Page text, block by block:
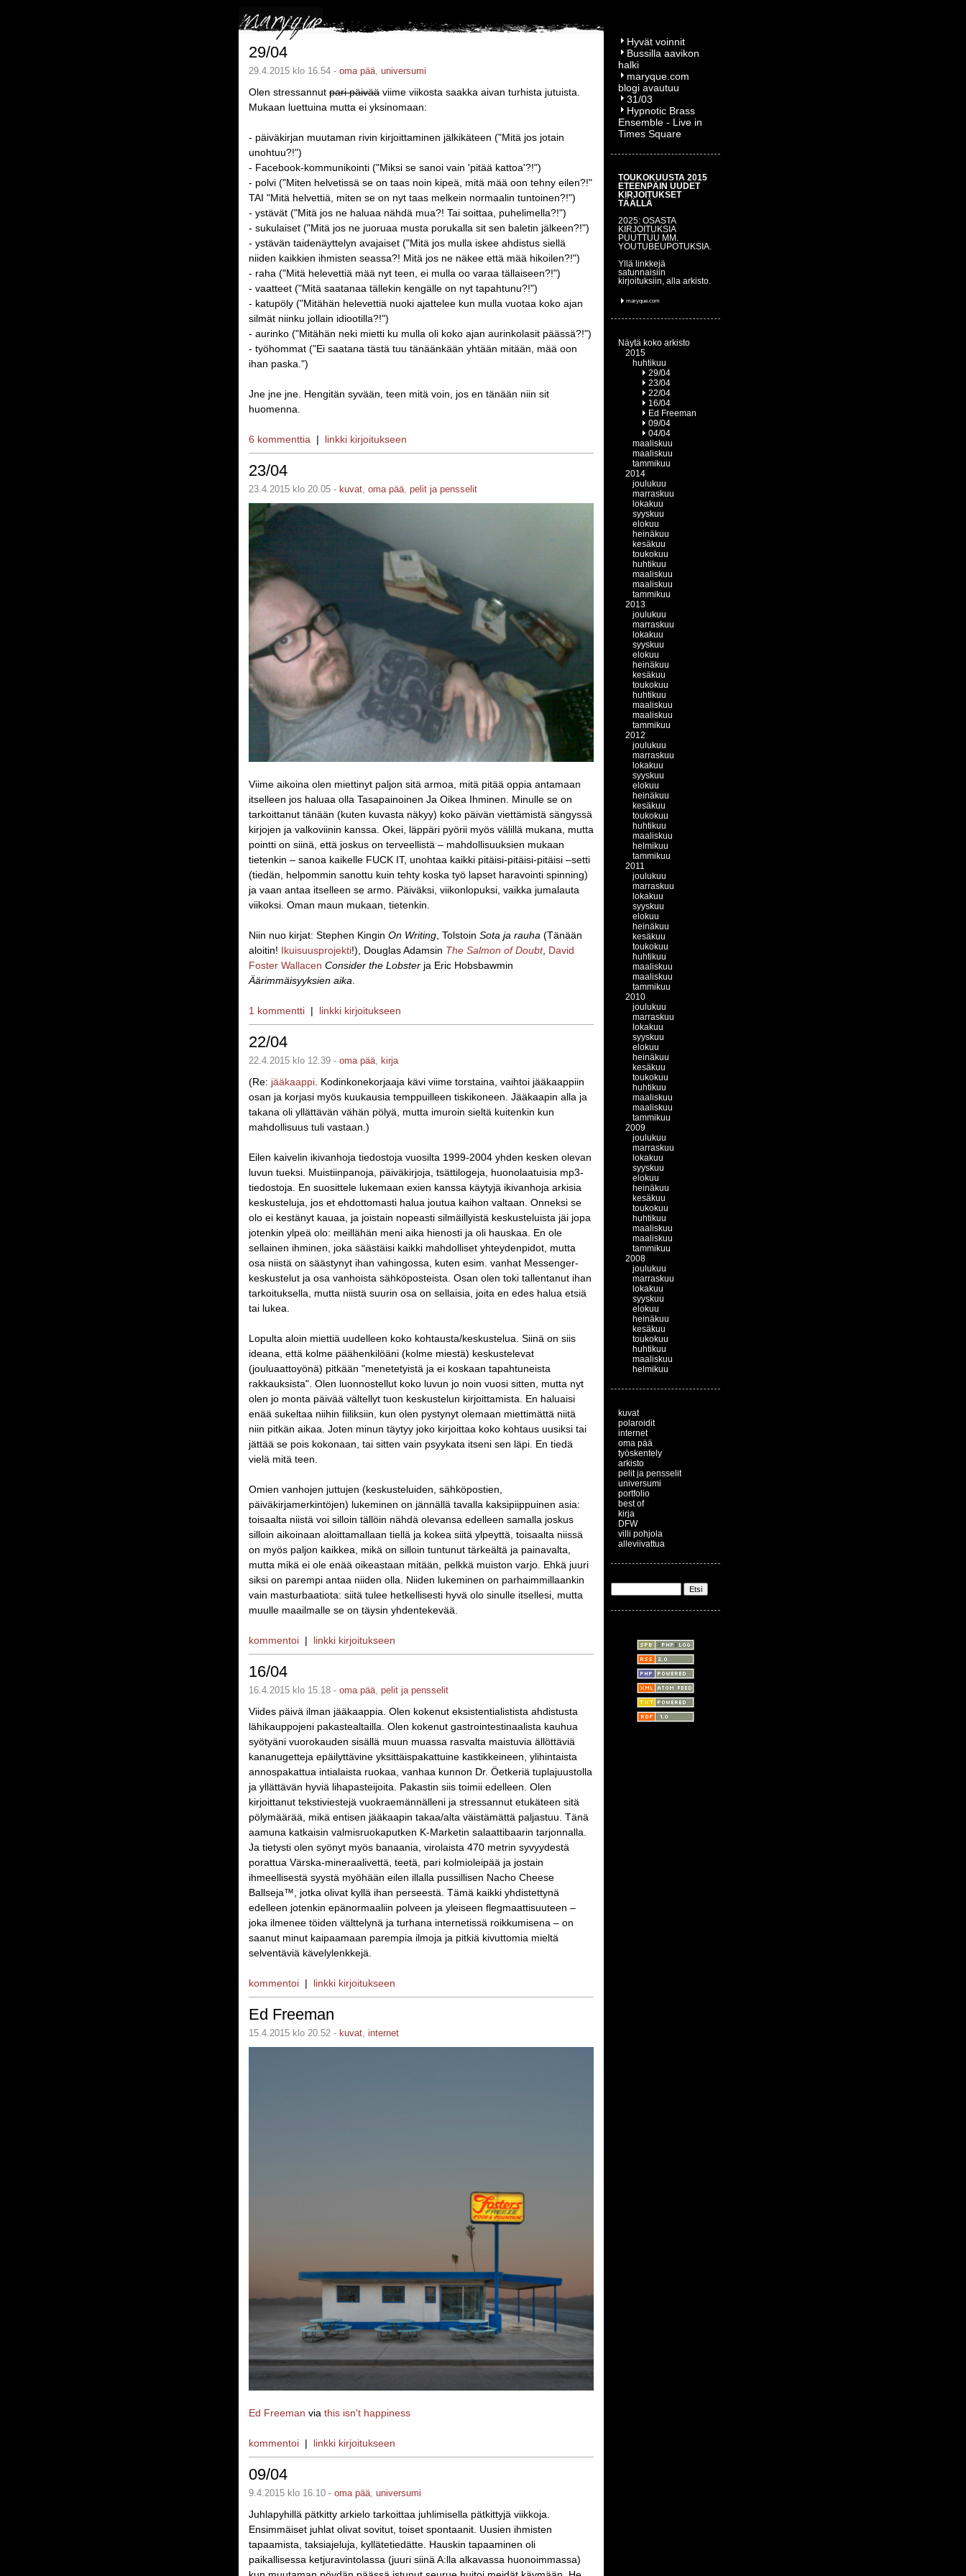
29/04
29.4.2015 klo 16.54 - oma pää, universumi
Olen stressannut pari päivää viime viikosta saakka aivan turhista jutuista.
Mukaan luettuina mutta ei yksinomaan:
- päiväkirjan muutaman rivin kirjoittaminen jälkikäteen ("Mitä jos jotain
unohtuu?!")
- Facebook-kommunikointi ("Miksi se sanoi vain 'pitää kattoa'?!")
- polvi ("Miten helvetissä se on taas noin kipeä, mitä mää oon tehny eilen?!"
TAI "Mitä helvettiä, miten se on nyt taas melkein normaalin tuntoinen?!")
- ystävät ("Mitä jos ne haluaa nähdä mua?! Tai soittaa, puhelimella?!")
- sukulaiset ("Mitä jos ne juoruaa musta porukalla sit sen baletin jälkeen?!")
- ystävän taidenäyttelyn avajaiset ("Mitä jos mulla iskee ahdistus siellä
niiden kaikkien ihmisten seassa?! Mitä jos ne näkee että mää hikoilen?!")
- raha ("Mitä helevettiä mää nyt teen, ei mulla oo varaa tällaiseen?!")
- vaatteet ("Mitä saatanaa tällekin kengälle on nyt tapahtunu?!")
- katupöly ("Mitähän helevettiä nuoki ajattelee kun mulla vuotaa koko ajan
silmät niinku jollain idiootilla?!")
- aurinko ("Mitähän neki mietti ku mulla oli koko ajan aurinkolasit päässä?!")
- työhommat ("Ei saatana tästä tuu tänäänkään yhtään mitään, mää oon
ihan paska.")
Jne jne jne. Hengitän syvään, teen mitä voin, jos en tänään niin sit
huomenna.
6 kommenttia | linkki kirjoitukseen
23/04
23.4.2015 klo 20.05 - kuvat, oma pää, pelit ja pensselit
Viime aikoina olen miettinyt paljon sitä armoa, mitä pitää oppia antamaan
itselleen jos haluaa olla Tasapainoinen Ja Oikea Ihminen. Minulle se on
tarkoittanut tänään (kuten kuvasta näkyy) koko päivän viettämistä sängyssä
kirjojen ja valkoviinin kanssa. Okei, läppäri pyörii myös välillä mukana, mutta
pointti on siinä, että joskus on terveellistä – mahdollisuuksien mukaan
tietenkin – sanoa kaikelle FUCK IT, unohtaa kaikki pitäisi-pitäisi-pitäisi –setti
(tiedän, helpommin sanottu kuin tehty koska työ lapset haravointi spinning)
ja vaan antaa itselleen se armo. Päiväksi, viikonlopuksi, vaikka jumalauta
viikoksi. Oman maun mukaan, tietenkin.
Niin nuo kirjat: Stephen Kingin On Writing , Tolstoin Sota ja rauha (Tänään
aloitin! Ikuisuusprojekti!), Douglas Adamsin The Salmon of Doubt, David
Foster Wallacen Consider the Lobster ja Eric Hobsbawmin
Äärimmäisyyksien aika
1 kommentti | linkki kirjoitukseen
22/04
22.4.2015 klo 12.39 - oma pää, kirja
(Re: jääkaappi . Kodinkonekorjaaja kävi viime torstaina, vaihtoi jääkaappiin
osan ja korjasi myös kuukausia temppuilleen tiskikoneen. Jääkaapin alla ja
takana oli yllättävän vähän pölyä, mutta imuroin sieltä kuitenkin kun
mahdollisuus tuli vastaan.)
Eilen kaivelin ikivanhoja tiedostoja vuosilta 1999-2004 yhden kesken olevan
luvun tueksi. Muistiinpanoja, päiväkirjoja, tsättilogeja, huonolaatuisia mp3-
tiedostoja. En suosittele lukemaan exien kanssa käytyjä ikivanhoja arkisia
keskusteluja, jos et ehdottomasti halua joutua kaihon valtaan. Onneksi se
olo ei kestänyt kauaa, ja joistain nopeasti silmäillyistä keskusteluista jäi jopa
jotenkin ylpeä olo: meillähän meni aika hienosti ja oli hauskaa. En ole
sellainen ihminen, joka säästäisi kaikki mahdolliset yhteydenpidot, mutta
osa niistä on säästynyt ihan vahingossa, kuten esim. vanhat Messenger-
keskustelut ja osa vanhoista sähköposteista. Osan olen toki tallentanut ihan
tarkoituksella, mutta niistä suurin osa on sellaisia, joita en edes halua etsiä
tai lukea.
Lopulta aloin miettiä uudelleen koko kohtausta/keskustelua. Siinä on siis
ideana, että kolme päähenkilöäni (kolme miestä) keskustelevat
(jouluaattoyönä) pitkään "menetetyistä ja ei koskaan tapahtuneista
rakkauksista". Olen luonnostellut koko luvun jo noin vuosi sitten, mutta nyt
olen jo monta päivää vältellyt tuon keskustelun kirjoittamista. En haluaisi
enää sukeltaa niihin fiiliksiin, kun olen pystynyt olemaan miettimättä niitä
niin pitkän aikaa. Joten minun täytyy joko kirjoittaa koko kohtaus uusiksi tai
jättää se pois kokonaan, tai sitten vain psyykata itseni sen läpi. En tiedä
vielä mitä teen.
Omien vanhojen juttujen (keskusteluiden, sähköpostien,
päiväkirjamerkintöjen) lukeminen on jännällä tavalla kaksipiippuinen asia:
toisaalta niistä voi silloin tällöin nähdä olevansa edelleen samalla joskus
silloin aikoinaan aloittamallaan tiellä ja kokea siitä ylpeyttä, toisaalta niissä
on myös paljon kaikkea, mikä on silloin tuntunut tärkeältä ja painavalta,
mutta mikä ei ole enää oikeastaan mitään, pelkkä muiston varjo. Ehkä juuri
siksi on parempi antaa niiden olla. Niiden lukeminen on parhaimmillaankin
vain masturbaatiota: siitä tulee hetkellisesti hyvä olo sinulle itsellesi, mutta
muulle maailmalle se on täysin yhdentekevää.
kommentoi | linkki kirjoitukseen
16/04
16.4.2015 klo 15.18 - oma pää, pelit ja pensselit
Viides päivä ilman jääkaappia. Olen kokenut eksistentialistista ahdistusta
lähikauppojeni pakastealtailla. Olen kokenut gastrointestinaalista kauhua
syötyäni vuorokauden sisällä muun muassa rasvalta maistuvia ällöttäviä
kananugetteja epäilyttävine yksittäispakattuine kastikkeineen, ylihintaista
annospakattua intialaista ruokaa, vanhaa kunnon Dr. Öetkeriä tuplajuustolla
ja yllättävän hyviä lihapasteijoita. Pakastin siis toimii edelleen. Olen
kirjoittanut tekstiviestejä vuokraemännälleni ja stressannut etukäteen sitä
pölymäärää, mikä entisen jääkaapin takaa/alta väistämättä paljastuu. Tänä
aamuna katkaisin valmisruokaputken K-Marketin salaattibaarin tarjonnalla.
Ja tietysti olen syönyt myös banaania, virolaista 470 metrin syvyydestä
porattua Värska-mineraalivettä, teetä, pari kolmioleipää ja jostain
ihmeellisestä syystä myöhään eilen illalla pussillisen Nacho Cheese
Ballseja™, jotka olivat kyllä ihan perseestä. Tämä kaikki yhdistettynä
edelleen jotenkin epänormaaliin polveen ja yleiseen flegmaattisuuteen –
joka ilmenee töiden välttelynä ja turhana internetissä roikkumisena – on
saanut minut kaipaamaan parempia ilmoja ja pitkiä kivuttomia mieltä
selventäviä kävelylenkkejä.
kommentoi | linkki kirjoitukseen
Ed Freeman
15.4.2015 klo 20.52 - kuvat, internet
Ed Freeman via this isn't happiness
kommentoi | linkki kirjoitukseen
09/04
9.4.2015 klo 16.10 - oma pää, universumi
Juhlapyhillä pätkitty arkielo tarkoittaa juhlimisella pätkittyjä viikkoja.
Ensimmäiset juhlat olivat sovitut, toiset spontaanit. Uusien ihmisten
tapaamista, taksiajeluja, kyllätetiedätte. Hauskin tapaaminen oli
paikallisessa ketjuravintolassa (juuri siinä A:lla alkavassa huonoimmassa)
Hyvät voinnit
Bussilla aavikon
halki
maryque.com
blogi avautuu
31/03
Hypnotic Brass
Ensemble - Live in
Times Square
TOUKOKUUSTA 2015
ETEENPÄIN UUDET
KIRJOITUKSET
TÄÄLLÄ
2025: OSASTA
KIRJOITUKSIA
PUUTTUU MM.
YOUTUBEUPOTUKSIA.
Yllä linkkejä
satunnaisiin
kirjoituksiin, alla arkisto.
maryque.com
Näytä koko arkisto
2015
huhtikuu
29/04
23/04
22/04
16/04
Ed Freeman
09/04
04/04
maaliskuu
maaliskuu
tammikuu
2014
joulukuu
marraskuu
lokakuu
syyskuu
elokuu
heinäkuu
kesäkuu
toukokuu
huhtikuu
maaliskuu
maaliskuu
tammikuu
2013
joulukuu
marraskuu
lokakuu
syyskuu
elokuu
heinäkuu
kesäkuu
toukokuu
huhtikuu
maaliskuu
maaliskuu
tammikuu
2012
joulukuu
marraskuu
lokakuu
syyskuu
elokuu
heinäkuu
kesäkuu
toukokuu
huhtikuu
maaliskuu
helmikuu
tammikuu
2011
joulukuu
marraskuu
lokakuu
syyskuu
elokuu
heinäkuu
kesäkuu
toukokuu
huhtikuu
maaliskuu
maaliskuu
tammikuu
2010
joulukuu
marraskuu
lokakuu
syyskuu
elokuu
heinäkuu
kesäkuu
toukokuu
huhtikuu
maaliskuu
maaliskuu
tammikuu
2009
joulukuu
marraskuu
lokakuu
syyskuu
elokuu
heinäkuu
kesäkuu
toukokuu
huhtikuu
maaliskuu
maaliskuu
tammikuu
2008
joulukuu
marraskuu
lokakuu
syyskuu
elokuu
heinäkuu
kesäkuu
toukokuu
huhtikuu
maaliskuu
helmikuu
kuvat
polaroidit
internet
oma pää
työskentely
arkisto
pelit ja pensselit
universumi
portfolio
best of
kirja
DFW
villi pohjola
alleviivattua